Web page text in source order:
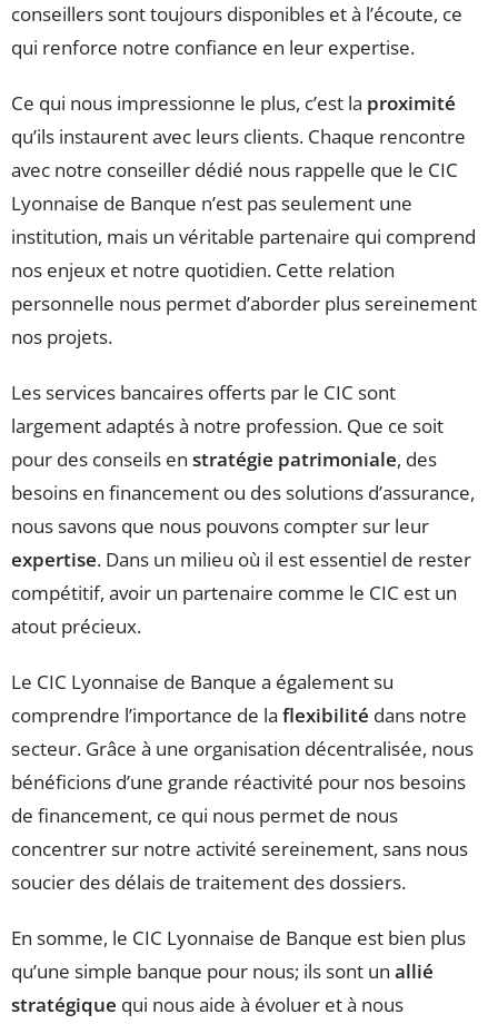
conseillers sont toujours disponibles et à l’écoute, ce
qui renforce notre confiance en leur expertise.
Ce qui nous impressionne le plus, c’est la proximité
qu’ils instaurent avec leurs clients. Chaque rencontre
avec notre conseiller dédié nous rappelle que le CIC
Lyonnaise de Banque n’est pas seulement une
institution, mais un véritable partenaire qui comprend
nos enjeux et notre quotidien. Cette relation
personnelle nous permet d’aborder plus sereinement
nos projets.
Les services bancaires offerts par le CIC sont
largement adaptés à notre profession. Que ce soit
pour des conseils en stratégie patrimoniale, des
besoins en financement ou des solutions d’assurance,
nous savons que nous pouvons compter sur leur
expertise. Dans un milieu où il est essentiel de rester
compétitif, avoir un partenaire comme le CIC est un
atout précieux.
Le CIC Lyonnaise de Banque a également su
comprendre l’importance de la flexibilité dans notre
secteur. Grâce à une organisation décentralisée, nous
bénéficions d’une grande réactivité pour nos besoins
de financement, ce qui nous permet de nous
concentrer sur notre activité sereinement, sans nous
soucier des délais de traitement des dossiers.
En somme, le CIC Lyonnaise de Banque est bien plus
qu’une simple banque pour nous; ils sont un allié
stratégique qui nous aide à évoluer et à nous